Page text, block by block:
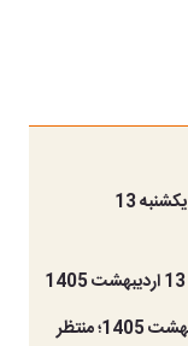
قیمت نیم سکه، ربع سکه و سکه گرمی امروز یکشنبه 13
آخرین قیمت طلا و سکه امروز شنبه 12 اردیبهشت 1405؛ منتظر